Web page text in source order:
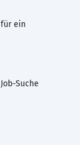
ein
Suche